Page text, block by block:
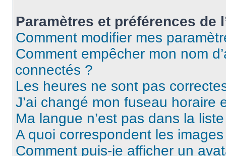
Paramètres et préférences de
Comment modifier mes
Comment empêcher mon nom
connectés ?
Les heures ne sont pas
J’ai changé mon fuseau horaire
Ma langue n’est pas dans la
A quoi correspondent les
Comment puis-je afficher un